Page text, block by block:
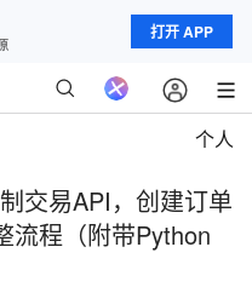
打开 APP
个人
交易API，创建订单
流程（附带Python